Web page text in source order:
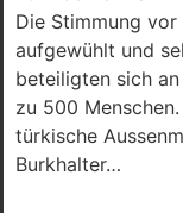
Die Stimmung
aufgewühlt und
beteiligten sich
zu 500
türkische
Burkhalter…